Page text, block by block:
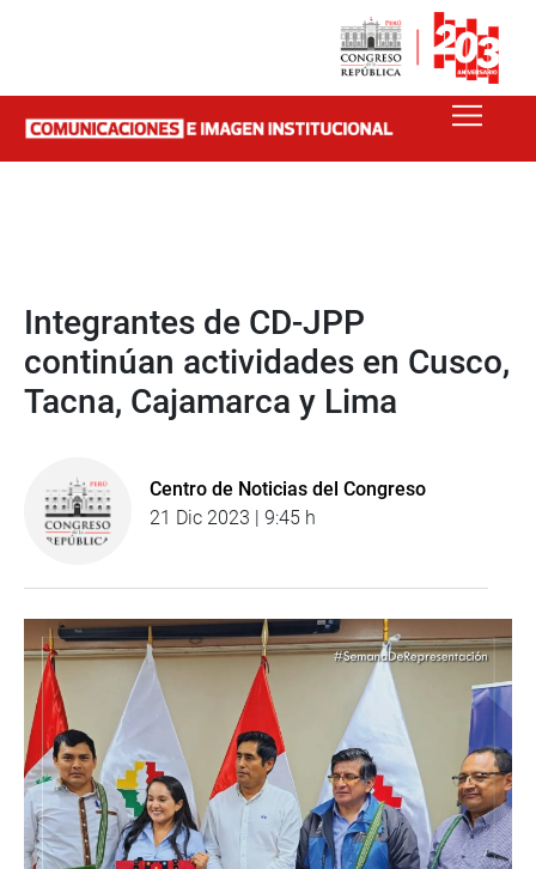
Integrantes de CD-JPP
continúan actividades en Cusco,
Tacna, Cajamarca y Lima
Centro de Noticias del Congreso
21 Dic 2023 | 9:45 h